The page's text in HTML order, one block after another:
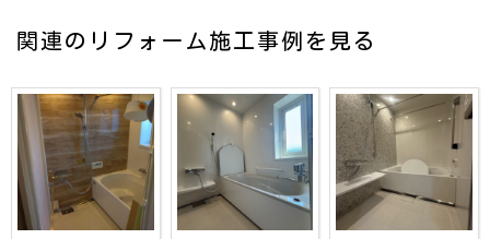
関連のリフォーム施工事例を見る